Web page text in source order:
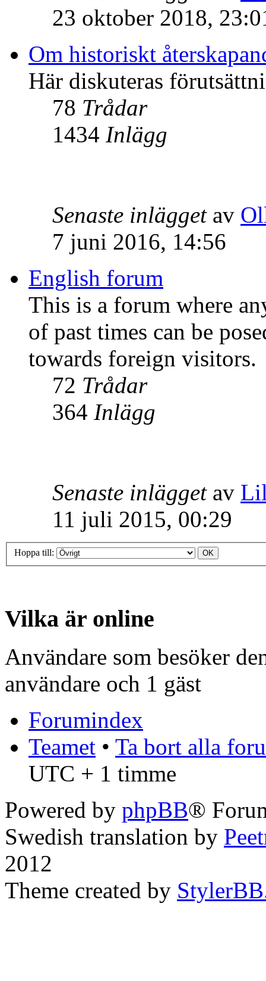
23 oktober 2018,
Om historiskt
Här diskuteras
78 Trådar
1434 Inlägg
Senaste inläggetav
7 juni 2016, 14:56
English forum
This is a forum where
of past times can be
towards foreign visitors.
72 Trådar
364 Inlägg
Senaste inläggetav
11 juli 2015, 00:29
Hoppa till:
Vilka är online
Användare som besöker
användare och 1 gäst
Forumindex
Teamet • Ta bort alla
UTC + 1 timme
Powered by phpBB®
Swedish translation by
2012
Theme created by